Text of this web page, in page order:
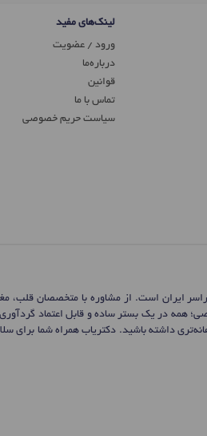
لینک‌های مفید
ورود / عضویت
درباره‌ما
قوانین
تماس ‌با ما
سیاست حریم خصوصی
ایران است. از مشاوره با متخصصان قلب،
همه در یک بستر ساده و قابل اعتماد
داشته باشید. دکتریاب همراه شما برای